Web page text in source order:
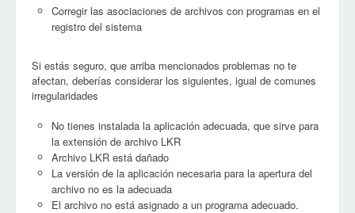
Corregir las asociaciones de archivos con programas en el
registro del sistema
Si estás seguro, que arriba mencionados problemas no te
afectan, deberías considerar los siguientes, igual de comunes
irregularidades
No tienes instalada la aplicación adecuada, que sirve para
la extensión de archivo LKR
Archivo LKR está dañado
La versión de la aplicación necesaria para la apertura del
archivo no es la adecuada
El archivo no está asignado a un programa adecuado.